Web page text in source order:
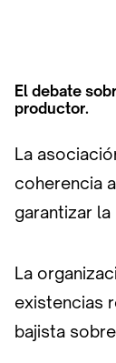
El debate
productor.
La
coherencia
garantizar
La
existencias
bajista